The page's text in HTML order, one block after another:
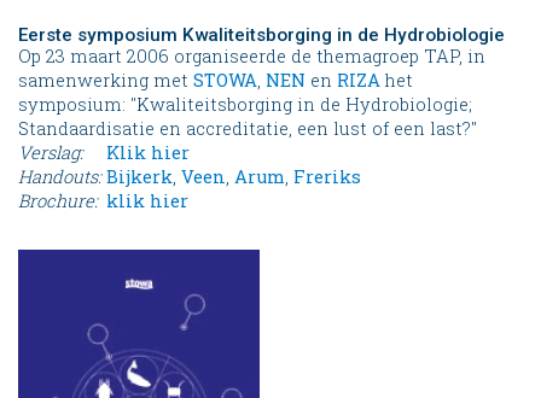
Eerste symposium Kwaliteitsborging in de Hydrobiologie
Op 23 maart 2006 organiseerde de themagroep TAP, in
samenwerking met STOWA, NEN en RIZA het
symposium: "Kwaliteitsborging in de Hydrobiologie;
Standaardisatie en accreditatie, een lust of een last?"
Verslag:
Klik hier
Handouts:Bijkerk, Veen, Arum, Freriks
Brochure: klik hier